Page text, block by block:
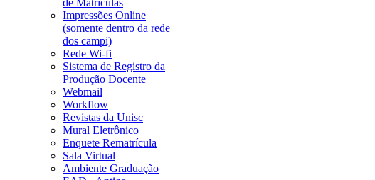
de Matriculas
Impressões Online
(somente dentro da rede
dos campi)
Rede Wi-fi
Sistema de Registro da
Produção Docente
Webmail
Workflow
Revistas da Unisc
Mural Eletrônico
Enquete Rematrícula
Sala Virtual
Ambiente Graduação